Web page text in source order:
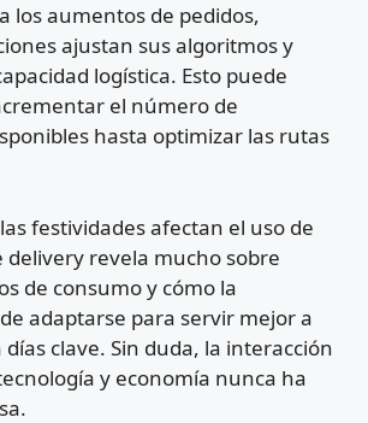
los aumentos de pedidos,
ajustan sus algoritmos y
logística. Esto puede
el número de
hasta optimizar las rutas
festividades afectan el uso de
delivery revela mucho sobre
de consumo y cómo la
adaptarse para servir mejor a
clave. Sin duda, la interacción
y economía nunca ha